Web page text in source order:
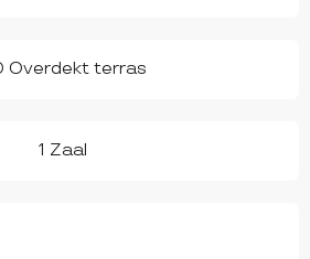
Overdekt terras
1 Zaal